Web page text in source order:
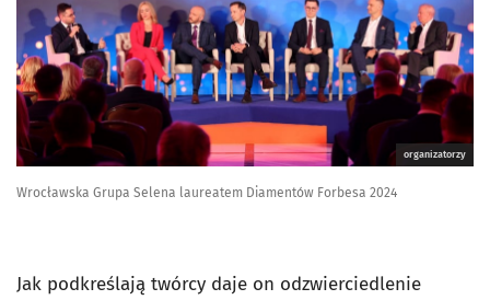
organizatorzy
Wrocławska Grupa Selena laureatem Diamentów Forbesa 2024
Jak podkreślają twórcy daje on odzwierciedlenie